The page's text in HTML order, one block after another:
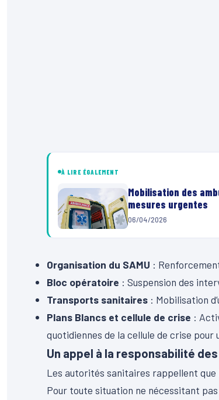
À LIRE ÉGALEMENT
Mobilisation des
mesures urgentes
06/04/2026
Organisation du SAMU :
Bloc opératoire : Suspension des
Transports sanitaires : Mobilisation
Plans Blancs et cellule de crise :
quotidiennes de la cellule de crise pour
Un appel à la responsabilité
Les autorités sanitaires rappellent que
Pour toute situation ne nécessitant